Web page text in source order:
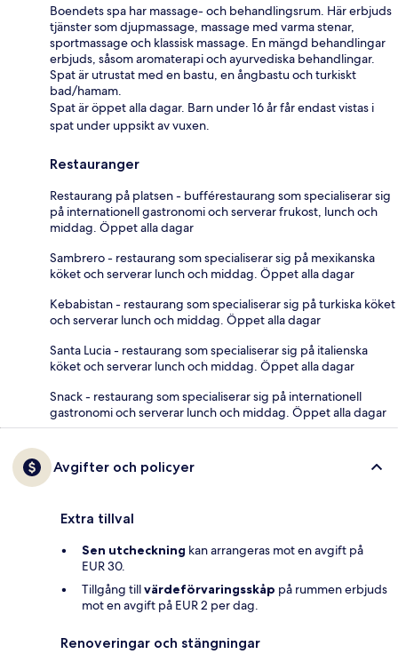
Boendets spa har massage- och behandlingsrum. Här erbjuds
tjänster som djupmassage, massage med varma stenar,
sportmassage och klassisk massage. En mängd behandlingar
erbjuds, såsom aromaterapi och ayurvediska behandlingar.
Spat är utrustat med en bastu, en ångbastu och turkiskt
bad/hamam.
Spat är öppet alla dagar. Barn under 16 år får endast vistas i
spat under uppsikt av vuxen.
Restauranger
Restaurang på platsen - bufférestaurang som specialiserar sig
på internationell gastronomi och serverar frukost, lunch och
middag. Öppet alla dagar
Sambrero - restaurang som specialiserar sig på mexikanska
köket och serverar lunch och middag. Öppet alla dagar
Kebabistan - restaurang som specialiserar sig på turkiska köket
och serverar lunch och middag. Öppet alla dagar
Santa Lucia - restaurang som specialiserar sig på italienska
köket och serverar lunch och middag. Öppet alla dagar
Snack - restaurang som specialiserar sig på internationell
gastronomi och serverar lunch och middag. Öppet alla dagar
Avgifter och policyer
Extra tillval
Sen utcheckning kan arrangeras mot en avgift på
EUR 30.
Tillgång tillvärdeförvaringsskåp på rummen erbjuds
mot en avgift på EUR 2 per dag.
Renoveringar och stängningar